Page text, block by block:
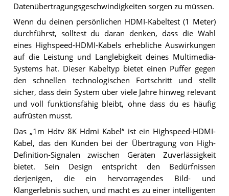
Datenübertragungsgeschwindigkeiten sorgen zu müssen.
Wenn du deinen persönlichen HDMI-Kabeltest (1 Meter)
durchführst, solltest du daran denken, dass die Wahl
eines Highspeed-HDMI-Kabels erhebliche Auswirkungen
auf die Leistung und Langlebigkeit deines Multimedia-
Systems hat. Dieser Kabeltyp bietet einen Puffer gegen
den schnellen technologischen Fortschritt und stellt
sicher, dass dein System über viele Jahre hinweg relevant
und voll funktionsfähig bleibt, ohne dass du es häufig
aufrüsten musst.
Das „1m Hdtv 8K Hdmi Kabel“ ist ein Highspeed-HDMI-
Kabel, das den Kunden bei der Übertragung von High-
Definition-Signalen zwischen Geräten Zuverlässigkeit
bietet. Sein Design entspricht den Bedürfnissen
derjenigen, die ein hervorragendes Bild- und
Klangerlebnis suchen, und macht es zu einer intelligenten